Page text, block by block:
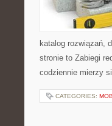
katalog rozwiązań,
stronie to Zabiegi
codziennie mierzy
CATEGORIES: